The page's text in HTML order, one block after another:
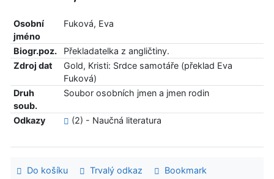
Osobní
jméno
Fuková, Eva
Biogr.poz.
Překladatelka z angličtiny.
Zdroj dat
Gold, Kristi: Srdce samotáře (překlad Eva
Fuková)
Druh
soub.
Soubor osobních jmen a jmen rodin
Odkazy (2) - Naučná literatura
Do košíku Trvalý odkaz
Bookmark